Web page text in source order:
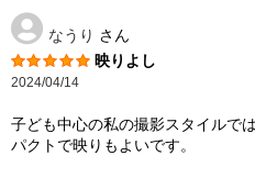
なうり さん
映りよし
2024/04/14
子ども中心の私の撮影スタイルで
パクトで映りもよいです。